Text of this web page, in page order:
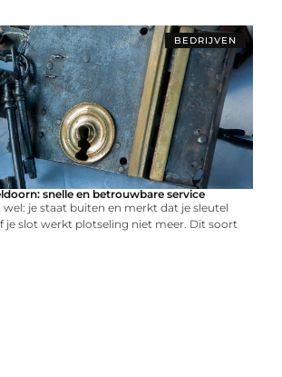
BEDRIJVEN
snelle en betrouwbare service
je staat buiten en merkt dat je sleutel
je slot werkt plotseling niet meer. Dit soort